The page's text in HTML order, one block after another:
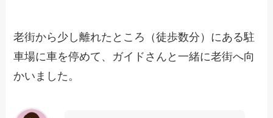
老街から少し離れたところ（徒歩数分）にある駐
車場に車を停めて、ガイドさんと一緒に老街へ向
かいました。